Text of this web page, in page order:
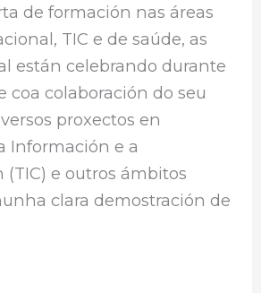
de formación nas áreas
TIC e de saúde, as
están celebrando durante
coa colaboración do seu
proxectos en
Información e a
e outros ámbitos
clara demostración de